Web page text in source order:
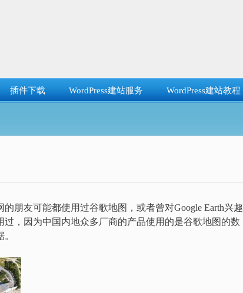
插件下载 WordPress建站服务 WordPress建站教程
朋友可能都使用过谷歌地图，或者曾对Google Earth兴趣
，因为中国内地众多厂商的产品使用的是谷歌地图的数